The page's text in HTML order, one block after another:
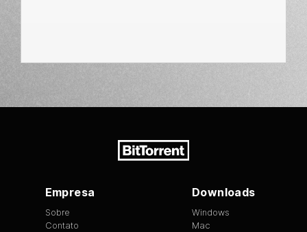
Empresa
Sobre
Contato
Downloads
Windows
Mac